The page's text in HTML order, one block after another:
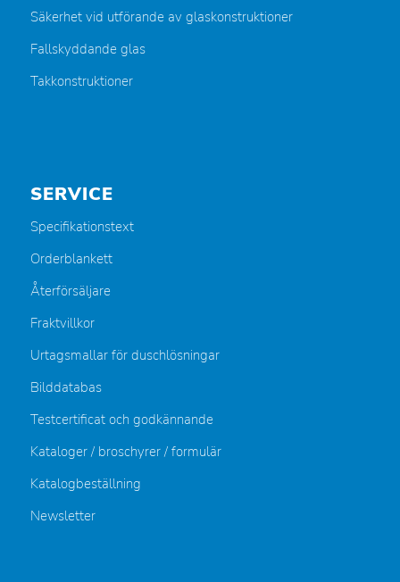
Säkerhet vid utförande av glaskonstruktioner
Fallskyddande glas
Takkonstruktioner
SERVICE
Specifikationstext
Orderblankett
Återförsäljare
Fraktvillkor
Urtagsmallar för duschlösningar
Bilddatabas
Testcertificat och godkännande
Kataloger / broschyrer / formulär
Katalogbeställning
Newsletter